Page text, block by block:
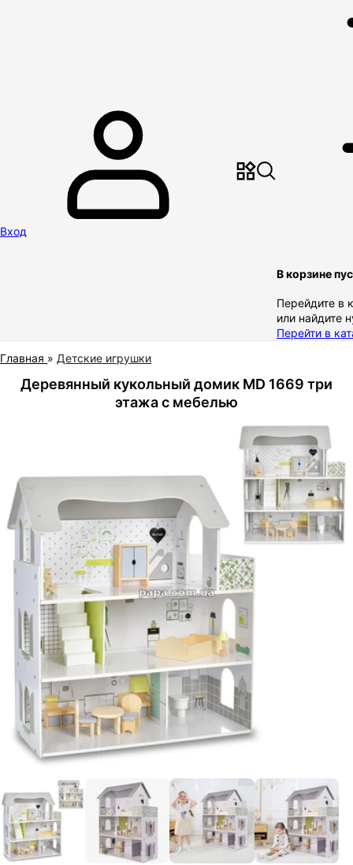
Вход
В корзине
Перейдите в
или найдите
Перейти в
Главная » Детские игрушки
Деревянный кукольный домик MD 1669 три
этажа с мебелью